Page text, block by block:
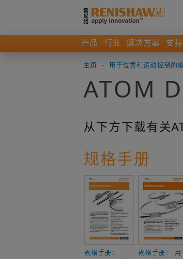
产品 行业 解决方案 支持
主页 - 用于位置和运动控制的
ATOM
从下方下载有关
规格手册
规格手册：
规格手册： 用